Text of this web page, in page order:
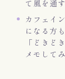
て風を通す
カフェイ
になる方
「どきど
メモして